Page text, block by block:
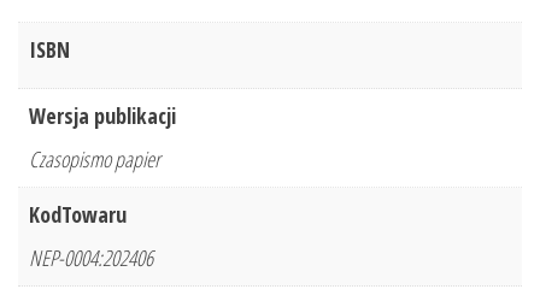
ISBN
Wersja publikacji
Czasopismo papier
KodTowaru
NEP-0004:202406